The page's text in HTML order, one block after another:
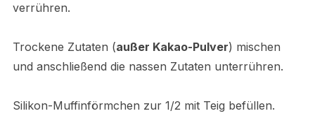
verrühren.
Trockene Zutaten (außer Kakao-Pulver) mischen
und anschließend die nassen Zutaten unterrühren.
Silikon-Muffinförmchen zur 1/2 mit Teig befüllen.